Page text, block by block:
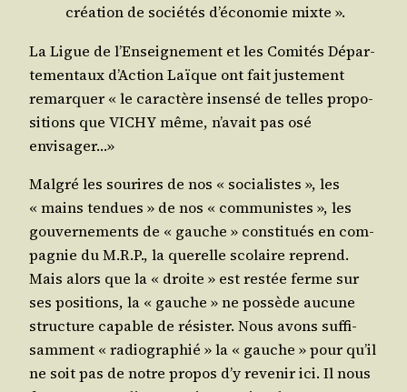
créa­tion de socié­tés d’é­co­no­mie mixte ».
La Ligue de l’En­sei­gne­ment et les Comi­tés Dépar­
te­men­taux d’Ac­tion Laïque ont fait jus­te­ment
remar­quer « le carac­tère insen­sé de telles pro­po­
si­tions que VICHY même, n’a­vait pas osé
envisager…»
Mal­gré les sou­rires de nos « socia­listes », les
« mains ten­dues » de nos « com­mu­nistes », les
gou­ver­ne­ments de « gauche » consti­tués en com­
pa­gnie du M.R.P., la que­relle sco­laire reprend.
Mais alors que la « droite » est res­tée ferme sur
ses posi­tions, la « gauche » ne pos­sède aucune
struc­ture capable de résis­ter. Nous avons suf­fi­
sam­ment « radio­gra­phié » la « gauche » pour qu’il
ne soit pas de notre pro­pos d’y reve­nir ici. Il nous